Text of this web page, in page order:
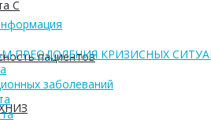
С
пациентов
ПРЕОДОЛЕНИЯ КРИЗИСНЫХ
заболеваний